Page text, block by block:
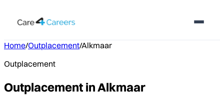
Home/Outplacement/Alkmaar
Outplacement
Outplacement in Alkmaar